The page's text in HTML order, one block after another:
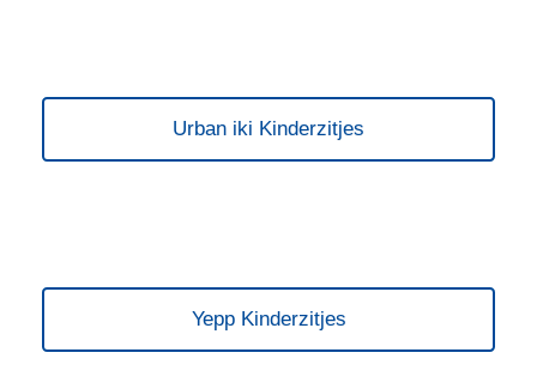
Urban iki Kinderzitjes
Yepp Kinderzitjes